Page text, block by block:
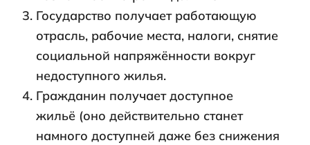
Государство получает работающую
отрасль, рабочие места, налоги, снятие
социальной напряжённости вокруг
недоступного жилья.
Гражданин получает доступное
жильё (оно действительно станет
намного доступней даже без снижения